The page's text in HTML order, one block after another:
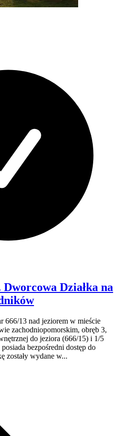
Dworcowa Działka na
666/13 nad jeziorem w mieście
zachodniopomorskim, obręb 3,
do jeziora (666/15) i 1/5
bezpośredni dostęp do
zostały wydane w...